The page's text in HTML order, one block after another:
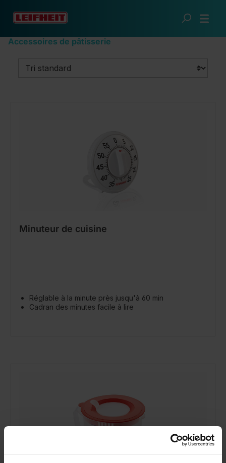
Passer au contenu principal
Accessoires de pâtisserie
Minuteur de cuisine
Réglable à la minute près jusqu'à 60 min
Cadran des minutes facile à lire